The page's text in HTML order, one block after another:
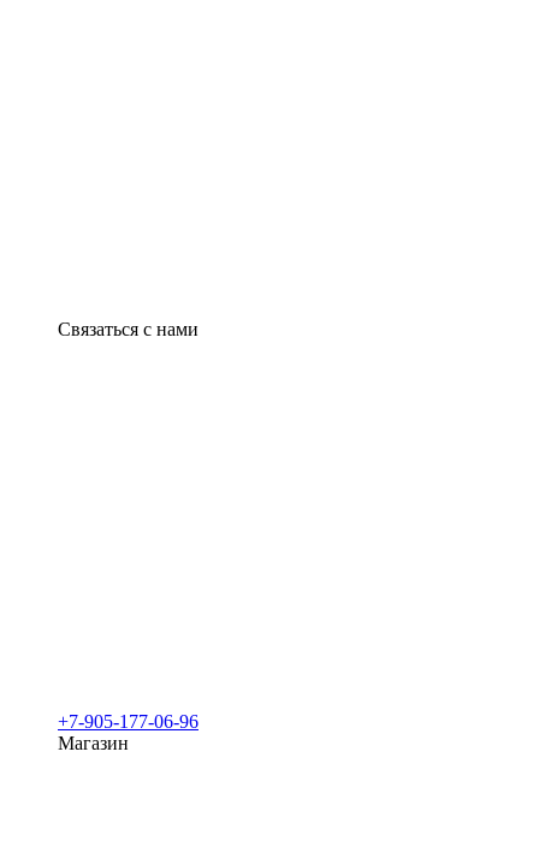
Связаться с нами
+7-905-177-06-96
Магазин